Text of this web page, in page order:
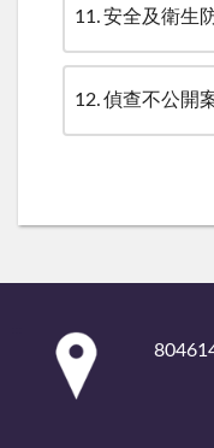
11 安全及衛生
12 偵查不公開